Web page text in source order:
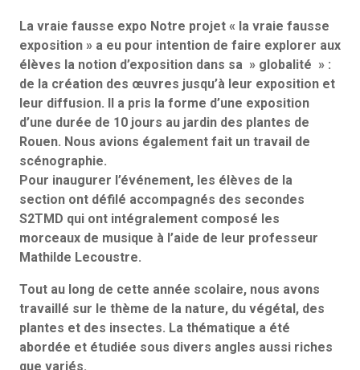
La vraie fausse expo Notre projet « la vraie fausse
exposition » a eu pour intention de faire explorer aux
élèves la notion d’exposition dans sa » globalité » :
de la création des œuvres jusqu’à leur exposition et
leur diffusion. Il a pris la forme d’une exposition
d’une durée de 10 jours au jardin des plantes de
Rouen. Nous avions également fait un travail de
scénographie.
Pour inaugurer l’événement, les élèves de la
section ont défilé accompagnés des secondes
S2TMD qui ont intégralement composé les
morceaux de musique à l’aide de leur professeur
Mathilde Lecoustre.
Tout au long de cette année scolaire, nous avons
travaillé sur le thème de la nature, du végétal, des
plantes et des insectes. La thématique a été
abordée et étudiée sous divers angles aussi riches
que variés.